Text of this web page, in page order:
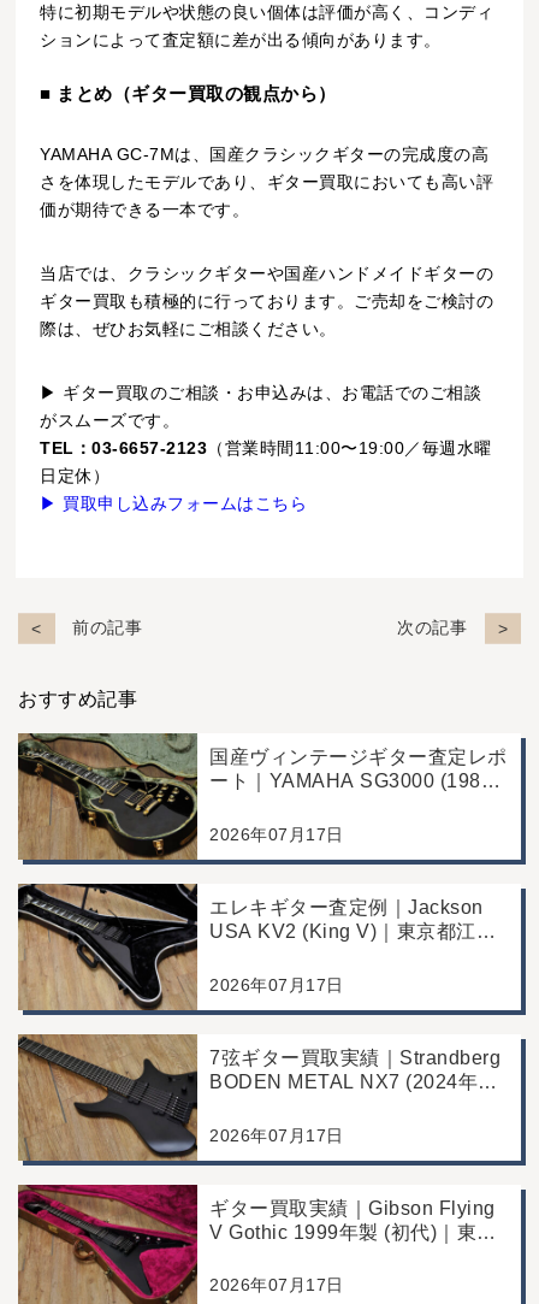
特に初期モデルや状態の良い個体は評価が高く、コンディ
ションによって査定額に差が出る傾向があります。
■ まとめ（ギター買取の観点から）
YAMAHA GC-7Mは、国産クラシックギターの完成度の高
さを体現したモデルであり、ギター買取においても高い評
価が期待できる一本です。
当店では、クラシックギターや国産ハンドメイドギターの
ギター買取も積極的に行っております。ご売却をご検討の
際は、ぜひお気軽にご相談ください。
▶ ギター買取のご相談・お申込みは、お電話でのご相談
がスムーズです。
TEL：03-6657-2123 （営業時間11:00〜19:00／毎週水曜
日定休）
▶ 買取申し込みフォームはこちら
前の記事 次の記事
おすすめ記事
国産ヴィンテージギター査定レポ
ート｜YAMAHA SG3000 (1988
り店舗にて買取
2026年07月17日
エレキギター査定例｜Jackson
USA KV2 (King V)｜東京都江戸
2026年07月17日
7弦ギター買取実績｜Strandberg
BODEN METAL NX7 (2024年製)
店
2026年07月17日
ギター買取実績｜Gibson Flying
V Gothic 1999年製 (初代)｜東京
2026年07月17日